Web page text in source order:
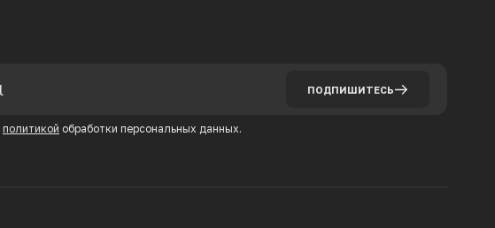
ПОДПИШИТЕСЬ
политикой обработки персональных данных.